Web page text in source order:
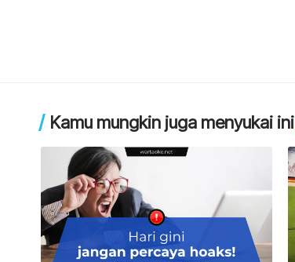
Kamu mungkin juga menyukai ini